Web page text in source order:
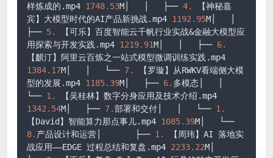
样炼成的.mp4 1748.53M│   │   ├── 4.
【神秘嘉
宾】大模型时代的AI产品新挑战.mp4 1192.95M│   │
├── 5.
【可乐】百度智能云千帆行业实战&金融大模型应
用探索与开发实践.mp4 1219.91M│   │   ├── 6.
1384.17M│   │   └── 7.
【罗璇】从RWKV看端侧大模
型的发展.mp4 1185.39M│   ├── 6. 多模态│   │
└── 1.
1342.54M│   ├── 7.部署和交付│   │   └── 1.
【David】智能算力那点事儿.mp4 1085.39
M│   └──
8. 产品设计和运营│       ├── 1.
【周玮】AI 落地实
战应用——EDGE 过程总结和复盘.mp4 2233.22M│